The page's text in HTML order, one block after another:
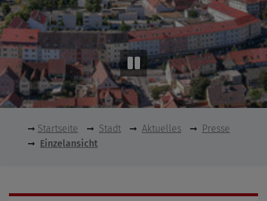
Startseite Stadt Aktuelles
Presse
Einzelansicht